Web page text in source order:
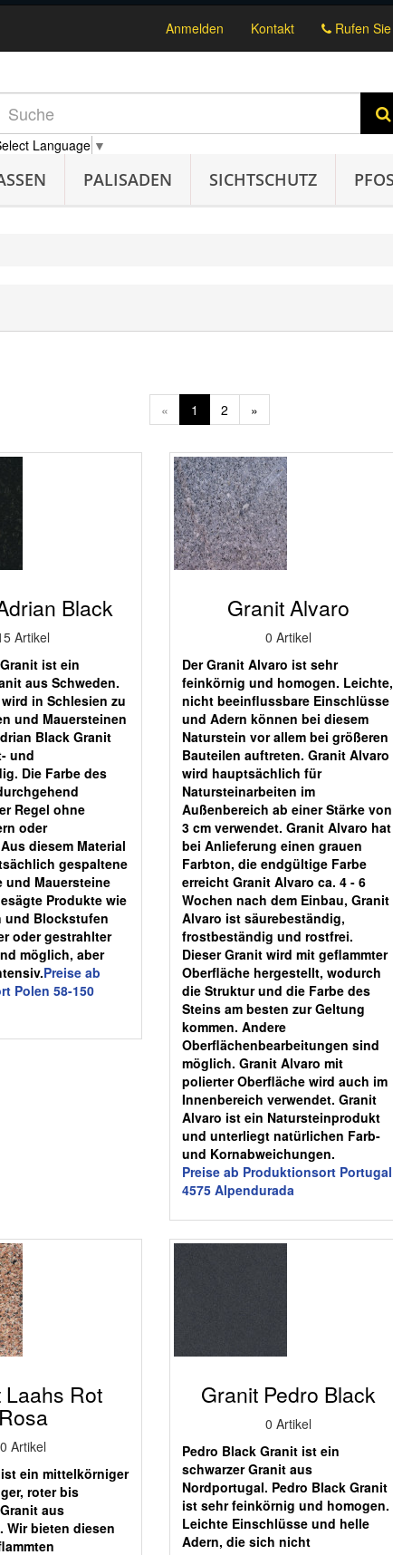
Anmelden Kontakt Rufen
Language ▼
PALISADEN SICHTSCHUTZ
« 1 2 »
Black
Artikel
ist ein
aus Schweden.
in Schlesien zu
und Mauersteinen
Black Granit
und
Die Farbe des
Regel ohne
oder
diesem Material
gespaltene
und Mauersteine
Produkte wie
und Blockstufen
oder gestrahlter
möglich, aber
Preise ab
Polen 58-150
Granit Alvaro
0 Artikel
Der Granit Alvaro ist sehr
feinkörnig und homogen. Leichte,
nicht beeinflussbare Einschlüsse
und Adern können bei diesem
Naturstein vor allem bei größeren
Bauteilen auftreten. Granit Alvaro
wird hauptsächlich für
Natursteinarbeiten im
Außenbereich ab einer Stärke von
3 cm verwendet. Granit Alvaro hat
bei Anlieferung einen grauen
Farbton, die endgültige Farbe
erreicht Granit Alvaro ca. 4 - 6
Wochen nach dem Einbau, Granit
Alvaro ist säurebeständig,
frostbeständig und rostfrei.
Dieser Granit wird mit geflammter
Oberfläche hergestellt, wodurch
die Struktur und die Farbe des
Steins am besten zur Geltung
kommen. Andere
Oberflächenbearbeitungen sind
möglich. Granit Alvaro mit
polierter Oberfläche wird auch im
Innenbereich verwendet. Granit
Alvaro ist ein Natursteinprodukt
und unterliegt natürlichen Farb-
und Kornabweichungen.
Preise ab Produktionsort Portugal
4575 Alpendurada
Laahs Rot
Rosa
0 Artikel
ein mittelkörniger
roter bis
aus
Wir bieten diesen
Granit Pedro Black
0 Artikel
Pedro Black Granit ist ein
schwarzer Granit aus
Nordportugal. Pedro Black Granit
ist sehr feinkörnig und homogen.
Leichte Einschlüsse und helle
Adern, die sich nicht